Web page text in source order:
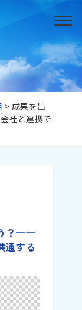
> 成果を出
社と連携で
う？──
通する